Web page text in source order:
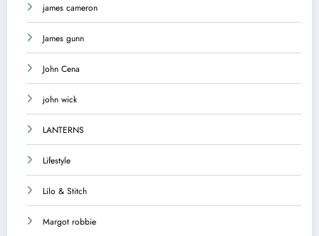
james cameron
James gunn
John Cena
john wick
LANTERNS
Lifestyle
Lilo & Stitch
Margot robbie